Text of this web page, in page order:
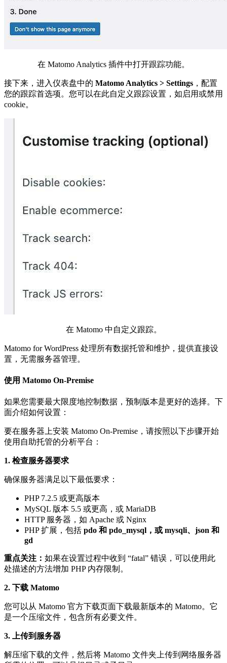
在 Matomo Analytics 插件中打开跟踪功能。
接下来，进入仪表盘中的 Matomo Analytics > Settings ，配置
您的跟踪首选项。您可以在此自定义跟踪设置，如启用或禁用
cookie。
在 Matomo 中自定义跟踪。
Matomo for WordPress 处理所有数据托管和维护，提供直接设
置，无需服务器管理。
使用 Matomo On-Premise
如果您需要最大限度地控制数据，预制版本是更好的选择。下
面介绍如何设置：
要在服务器上安装 Matomo On-Premise，请按照以下步骤开始
使用自助托管的分析平台：
1. 检查服务器要求
确保服务器满足以下最低要求：
PHP 7.2.5 或更高版本
MySQL 版本 5.5 或更高，或 MariaDB
HTTP 服务器，如 Apache 或 Nginx
PHP 扩展，包括 pdo 和 pdo_mysql，或 mysqli、json 和
gd
重点关注： 如果在设置过程中收到 “fatal” 错误，可以使用此
处描述的方法增加 PHP 内存限制。
2. 下载 Matomo
您可以从 Matomo 官方下载页面下载最新版本的 Matomo。它
是一个压缩文件，包含所有必要文件。
3. 上传到服务器
解压缩下载的文件，然后将 Matomo 文件夹上传到网络服务器